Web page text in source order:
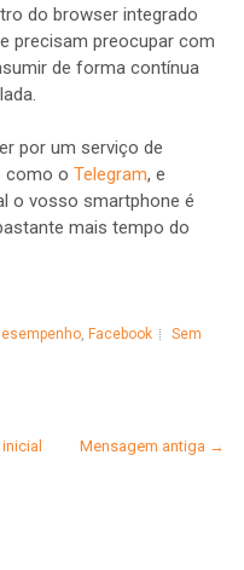
do browser integrado
precisam preocupar com
de forma contínua
por um serviço de
como o Telegram, e
o vosso smartphone é
mais tempo do
, Facebook
Sem
Mensagem antiga →